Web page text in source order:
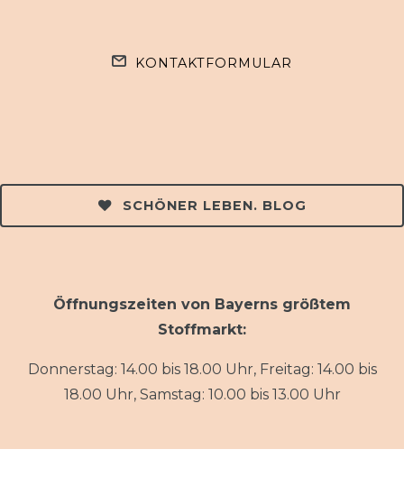
KONTAKTFORMULAR
SCHÖNER LEBEN. BLOG
Öffnungszeiten von Bayerns größtem
Stoffmarkt:
Donnerstag: 14.00 bis 18.00 Uhr, Freitag: 14.00 bis
18.00 Uhr, Samstag: 10.00 bis 13.00 Uhr